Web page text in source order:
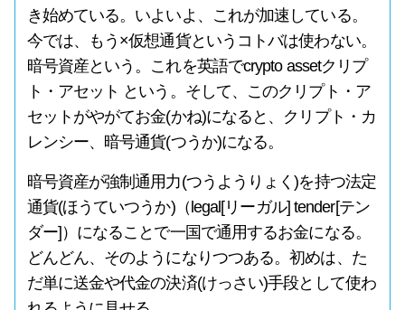
き始めている。いよいよ、これが加速している。
今では、もう×仮想通貨というコトバは使わない。
暗号資産という。これを英語でcrypto assetクリプ
ト・アセット という。そして、このクリプト・ア
セットがやがてお金(かね)になると、クリプト・カ
レンシー、暗号通貨(つうか)になる。
暗号資産が強制通用力(つうようりょく)を持つ法定
通貨(ほうていつうか)（legal[リーガル] tender[テン
ダー]）になることで一国で通用するお金になる。
どんどん、そのようになりつつある。初めは、た
だ単に送金や代金の決済(けっさい)手段として使わ